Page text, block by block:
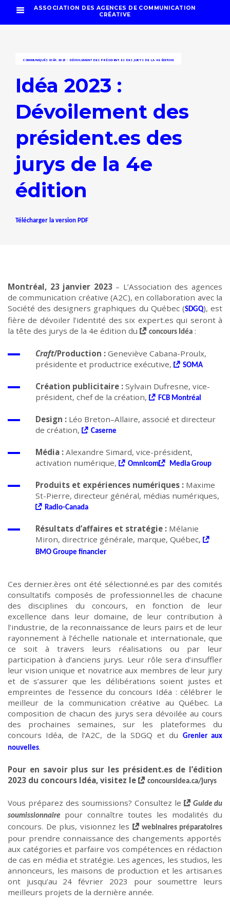
ASSOCIATION DES AGENCES DE COMMUNICATION
CRÉATIVE
COMMUNIQUÉS IDÉA 2023 : DÉVOILEMENT DES PRÉSIDENT.ES DES JURYS DE LA 4E ÉDITION
Idéa 2023 :
Dévoilement des
président.es des
jurys de la 4e
édition
Télécharger la version PDF
Montréal, 23 janvier 2023 – L’Association des agences
de communication créative (A2C), en collaboration avec la
Société des designers graphiques du Québec (SDGQ), est
fière de dévoiler l’identité des six expert.es qui seront à
la tête des jurys de la 4e édition du concours Idéa :
Craft/Production : Geneviève Cabana-Proulx,
présidente et productrice exécutive,
SOMA
Création publicitaire : Sylvain Dufresne, vice-
président, chef de la création,
FCB Montréal
Design : Léo Breton–Allaire, associé et directeur
de création,
Caserne
Média : Alexandre Simard, vice-président,
activation numérique,
Omnicom Media Group
Produits et expériences numériques : Maxime
St-Pierre, directeur général, médias numériques,
Radio-Canada
Résultats d’affaires et stratégie : Mélanie
Miron, directrice générale, marque, Québec,
BMO Groupe financier
Cesdernier.ères ont été sélectionné.es par des comités
consultatifs composés de professionnel.les de chacune
des disciplines du concours, en fonction de leur
excellence dans leurdomaine, de leur contribution à
l’industrie, de la reconnaissancede leurs pairs et de leur
rayonnement à l’échelle nationale et internationale, que
ce soit à travers leurs réalisations ou par leur
participation à d‘anciens jurys. Leur rôle sera d’insuffler
leur vision unique et novatrice aux membres de leur jury
et de s’assurer que les délibérations soient justes et
empreintes de l’essence du concours Idéa : célébrer le
meilleur de la communication créative au Québec. La
composition de chacun des jurys sera dévoilée au cours
des prochaines semaines, sur les plateformes du
concours Idéa, de l’A2C, de la SDGQ et du
Grenier aux
nouvelles.
Pour en savoir plus sur les président.es de l’édition
2023 du concours Idéa, visitez le concoursidea.ca/jurys
Vous préparez des soumissions? Consultez le
Guide du
soumissionnaire
pour connaître toutes les modalités du
concours. De plus, visionnez les webinaires préparatoires
pour prendre connaissance des changements apportés
aux catégories et parfaire vos compétences en rédaction
de cas en média et stratégie. Les agences, les studios, les
annonceurs, les maisons de production et les artisan.es
ont jusqu’au 24 février 2023 pour soumettre leurs
meilleurs projets de la dernière année.